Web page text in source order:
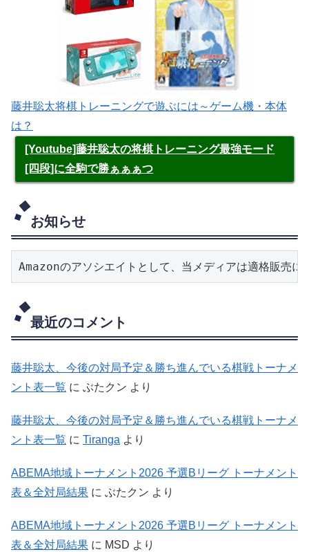
藤井聡太将棋トレーニングで遊ぶには～ゲーム機・本体
は？
[Youtube]藤井聡太の将棋トレーニング最強モード
[四段]に全駒で勝ぁぁぁつ
お知らせ
Amazonのアソシエイトとして、当メディアは適格販売に
最近のコメント
藤井聡太、今後の対局予定＆勝ち進んでいる棋戦トーナメ
ント表一覧 に ぶたクン より
藤井聡太、今後の対局予定＆勝ち進んでいる棋戦トーナメ
ント表一覧 に Tiranga より
ABEMA地域トーナメント2026 予選Bリーグ トーナメント
表＆全対局結果 に ぶたクン より
ABEMA地域トーナメント2026 予選Bリーグ トーナメント
表＆全対局結果 に MSD より